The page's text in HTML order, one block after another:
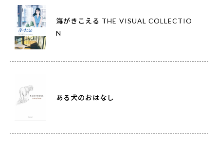
海がきこえる THE VISUAL COLLECTIO
N
ある犬のおはなし